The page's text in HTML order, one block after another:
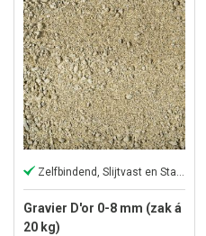
Gravier D'or 0-8 mm (zak á
20 kg)